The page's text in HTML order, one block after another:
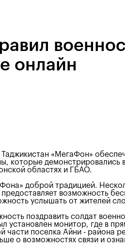
онлайн
«МегаФон»
которые демонстрировались
областях и ГБАО.
доброй традицией.
возможность
услышать от жителей
поздравить солдат
монитор, где в
поселка Айни - района
о возможностях связи и